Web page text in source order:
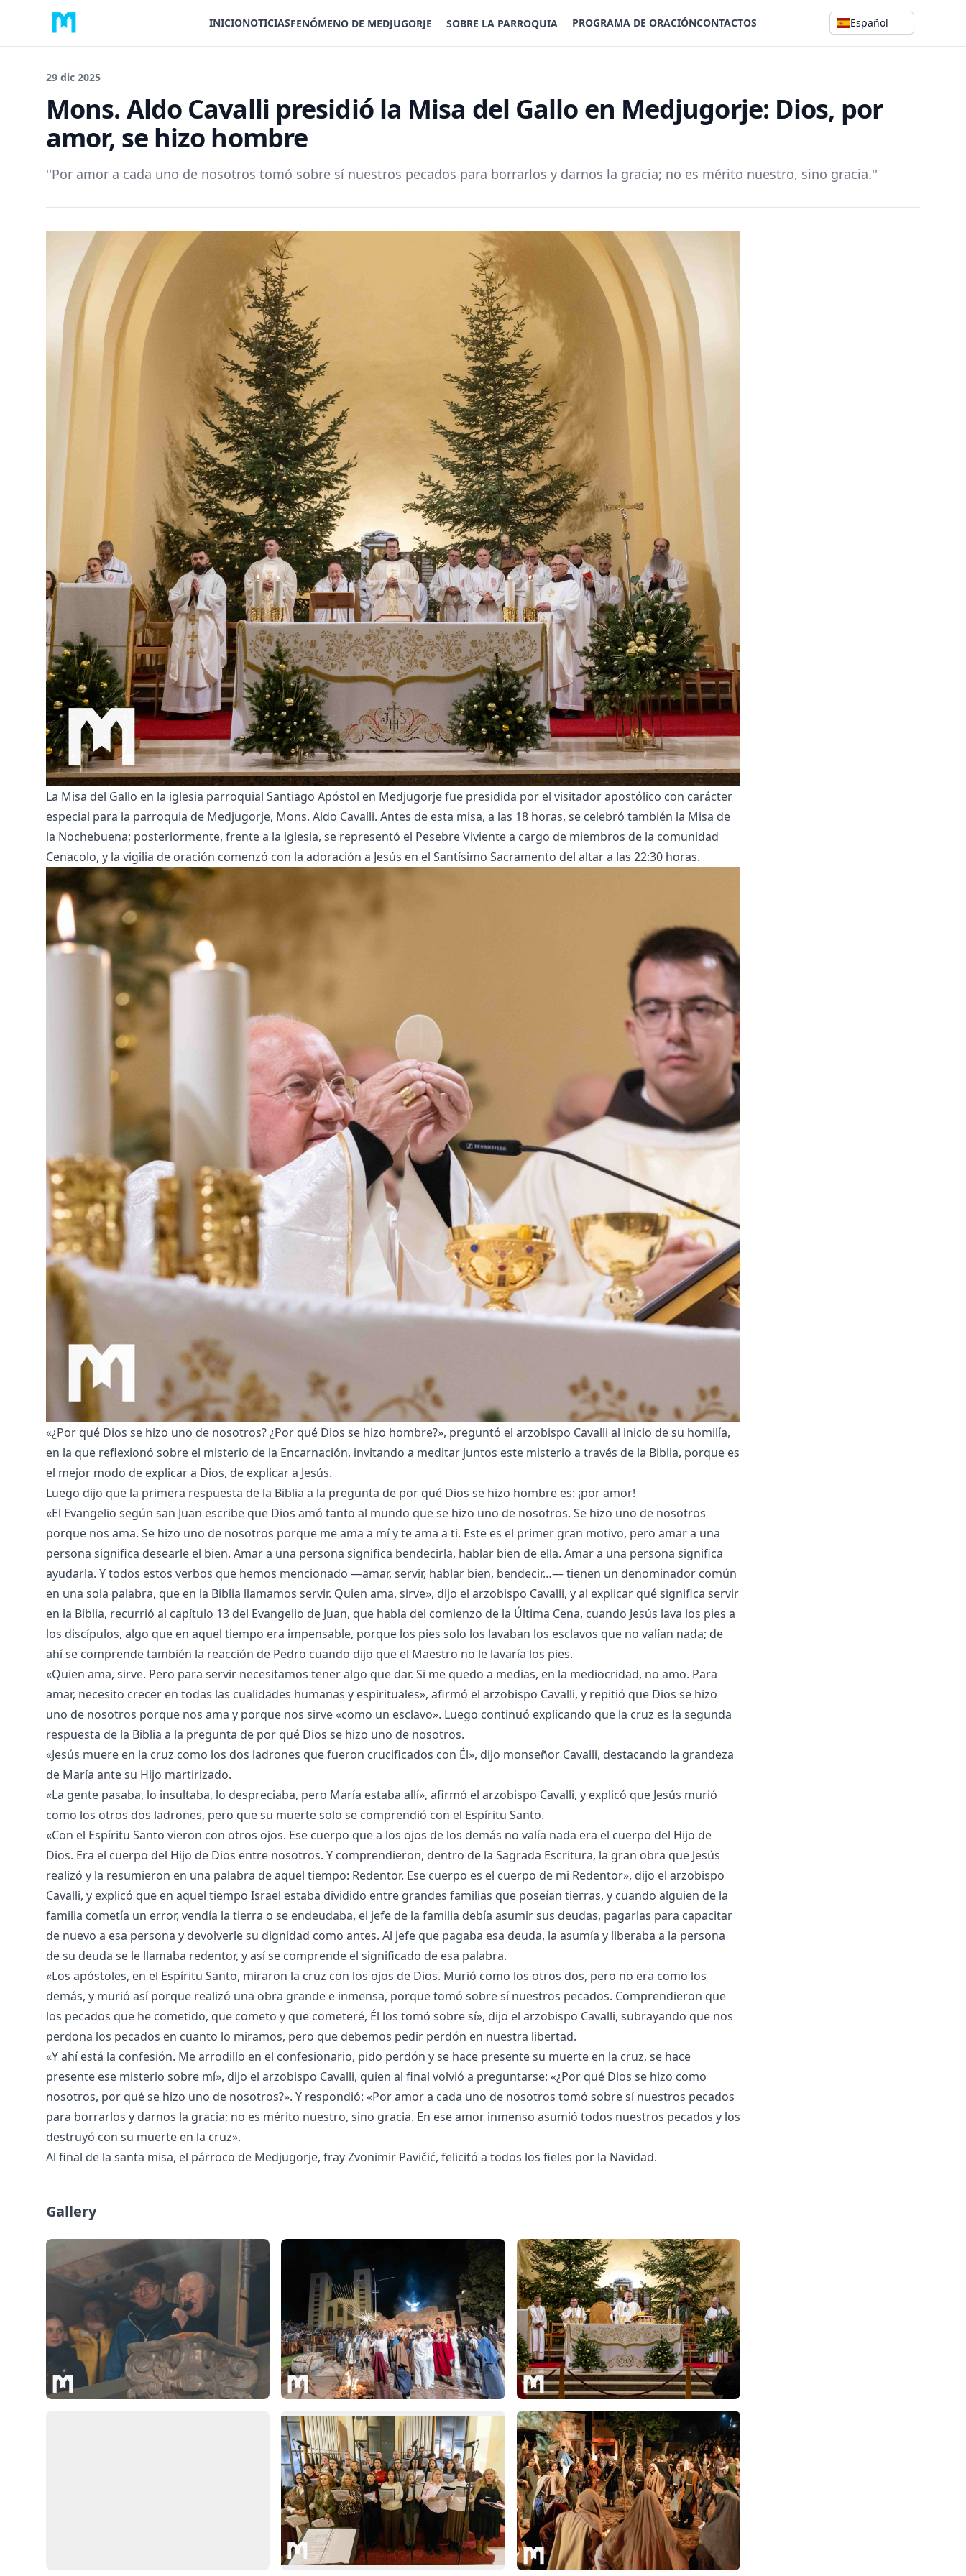
INICIONOTICIASFENÓMENO DE MEDJUGORJE SOBRE LA PARROQUIA PROGRAMA DE ORACIÓNCONTACTOS Español
29 dic 2025
Mons. Aldo Cavalli presidió la Misa del Gallo en Medjugorje: Dios, por
amor, se hizo hombre
''Por amor a cada uno de nosotros tomó sobre sí nuestros pecados para borrarlos y darnos la gracia; no es mérito nuestro, sino gracia.''
La Misa del Gallo en la iglesia parroquial Santiago Apóstol en Medjugorje fue presidida por el visitador apostólico con carácter
especial para la parroquia de Medjugorje, Mons. Aldo Cavalli. Antes de esta misa, a las 18 horas, se celebró también la Misa de
la Nochebuena; posteriormente, frente a la iglesia, se representó el Pesebre Viviente a cargo de miembros de la comunidad
Cenacolo, y la vigilia de oración comenzó con la adoración a Jesús en el Santísimo Sacramento del altar a las 22:30 horas.
«¿Por qué Dios se hizo uno de nosotros? ¿Por qué Dios se hizo hombre?», preguntó el arzobispo Cavalli al inicio de su homilía,
en la que reflexionó sobre el misterio de la Encarnación, invitando a meditar juntos este misterio a través de la Biblia, porque es
el mejor modo de explicar a Dios, de explicar a Jesús.
Luego dijo que la primera respuesta de la Biblia a la pregunta de por qué Dios se hizo hombre es: ¡por amor!
«El Evangelio según san Juan escribe que Dios amó tanto al mundo que se hizo uno de nosotros. Se hizo uno de nosotros
porque nos ama. Se hizo uno de nosotros porque me ama a mí y te ama a ti. Este es el primer gran motivo, pero amar a una
persona significa desearle el bien. Amar a una persona significa bendecirla, hablar bien de ella. Amar a una persona significa
ayudarla. Y todos estos verbos que hemos mencionado —amar, servir, hablar bien, bendecir…— tienen un denominador común
en una sola palabra, que en la Biblia llamamos servir. Quien ama, sirve», dijo el arzobispo Cavalli, y al explicar qué significa servir
en la Biblia, recurrió al capítulo 13 del Evangelio de Juan, que habla del comienzo de la Última Cena, cuando Jesús lava los pies a
los discípulos, algo que en aquel tiempo era impensable, porque los pies solo los lavaban los esclavos que no valían nada; de
ahí se comprende también la reacción de Pedro cuando dijo que el Maestro no le lavaría los pies.
«Quien ama, sirve. Pero para servir necesitamos tener algo que dar. Si me quedo a medias, en la mediocridad, no amo. Para
amar, necesito crecer en todas las cualidades humanas y espirituales», afirmó el arzobispo Cavalli, y repitió que Dios se hizo
uno de nosotros porque nos ama y porque nos sirve «como un esclavo». Luego continuó explicando que la cruz es la segunda
respuesta de la Biblia a la pregunta de por qué Dios se hizo uno de nosotros.
«Jesús muere en la cruz como los dos ladrones que fueron crucificados con Él», dijo monseñor Cavalli, destacando la grandeza
de María ante su Hijo martirizado.
«La gente pasaba, lo insultaba, lo despreciaba, pero María estaba allí», afirmó el arzobispo Cavalli, y explicó que Jesús murió
como los otros dos ladrones, pero que su muerte solo se comprendió con el Espíritu Santo.
«Con el Espíritu Santo vieron con otros ojos. Ese cuerpo que a los ojos de los demás no valía nada era el cuerpo del Hijo de
Dios. Era el cuerpo del Hijo de Dios entre nosotros. Y comprendieron, dentro de la Sagrada Escritura, la gran obra que Jesús
realizó y la resumieron en una palabra de aquel tiempo: Redentor. Ese cuerpo es el cuerpo de mi Redentor», dijo el arzobispo
Cavalli, y explicó que en aquel tiempo Israel estaba dividido entre grandes familias que poseían tierras, y cuando alguien de la
familia cometía un error, vendía la tierra o se endeudaba, el jefe de la familia debía asumir sus deudas, pagarlas para capacitar
de nuevo a esa persona y devolverle su dignidad como antes. Al jefe que pagaba esa deuda, la asumía y liberaba a la persona
de su deuda se le llamaba redentor, y así se comprende el significado de esa palabra.
«Los apóstoles, en el Espíritu Santo, miraron la cruz con los ojos de Dios. Murió como los otros dos, pero no era como los
demás, y murió así porque realizó una obra grande e inmensa, porque tomó sobre sí nuestros pecados. Comprendieron que
los pecados que he cometido, que cometo y que cometeré, Él los tomó sobre sí», dijo el arzobispo Cavalli, subrayando que nos
perdona los pecados en cuanto lo miramos, pero que debemos pedir perdón en nuestra libertad.
«Y ahí está la confesión. Me arrodillo en el confesionario, pido perdón y se hace presente su muerte en la cruz, se hace
presente ese misterio sobre mí», dijo el arzobispo Cavalli, quien al final volvió a preguntarse: «¿Por qué Dios se hizo como
nosotros, por qué se hizo uno de nosotros?». Y respondió: «Por amor a cada uno de nosotros tomó sobre sí nuestros pecados
para borrarlos y darnos la gracia; no es mérito nuestro, sino gracia. En ese amor inmenso asumió todos nuestros pecados y los
destruyó con su muerte en la cruz».
Al final de la santa misa, el párroco de Medjugorje, fray Zvonimir Pavičić, felicitó a todos los fieles por la Navidad.
Gallery